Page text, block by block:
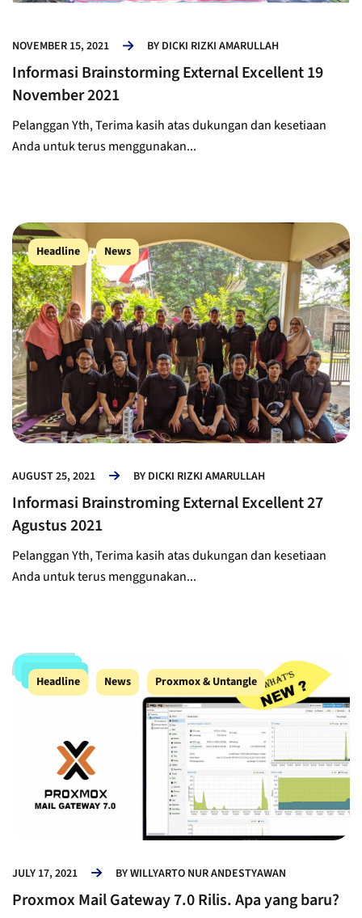
NOVEMBER 15, 2021 BY DICKI RIZKI AMARULLAH
Informasi Brainstorming External Excellent 19
November 2021
Pelanggan Yth, Terima kasih atas dukungan dan kesetiaan
Anda untuk terus menggunakan...
Headline News
AUGUST 25, 2021 BY DICKI RIZKI AMARULLAH
Informasi Brainstroming External Excellent 27
Agustus 2021
Pelanggan Yth, Terima kasih atas dukungan dan kesetiaan
Anda untuk terus menggunakan...
Headline News Proxmox & Untangle
JULY 17, 2021 BYWILLYARTO NUR ANDESTYAWAN
Proxmox Mail Gateway 7.0 Rilis. Apa yang baru?